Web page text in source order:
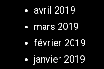
avril 2019
mars 2019
février 2019
janvier 2019